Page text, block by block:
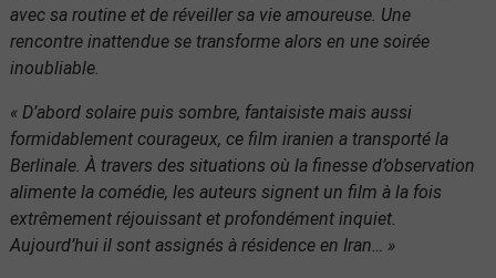
avec sa routine et de réveiller sa vie amoureuse. Une
rencontre inattendue se transforme alors en une soirée
inoubliable.
« D’abord solaire puis sombre, fantaisiste mais aussi
formidablement courageux, ce film iranien a transporté la
Berlinale. À travers des situations où la finesse d’observation
alimente la comédie, les auteurs signent un film à la fois
extrêmement réjouissant et profondément inquiet.
Aujourd’hui il sont assignés à résidence en Iran… »